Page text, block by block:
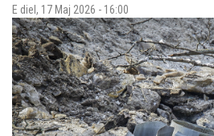
E diel, 17 Maj 2026 - 16:00